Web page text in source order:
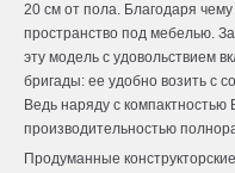
20 см от пола. Благодаря
пространство под мебелью.
эту модель с удовольствием
бригады: ее удобно возить с
Ведь наряду с компактностью
производительностью
Продуманные